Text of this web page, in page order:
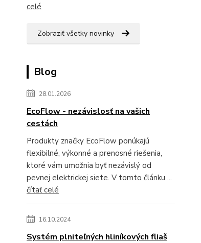
celé
Zobraziť všetky novinky
Blog
28.01.2026
EcoFlow - nezávislosť na vašich
cestách
Produkty značky EcoFlow ponúkajú
flexibilné, výkonné a prenosné riešenia,
ktoré vám umožnia byť nezávislý od
pevnej elektrickej siete. V tomto článku ...
čítať celé
16.10.2024
Systém plniteľných hliníkových fliaš